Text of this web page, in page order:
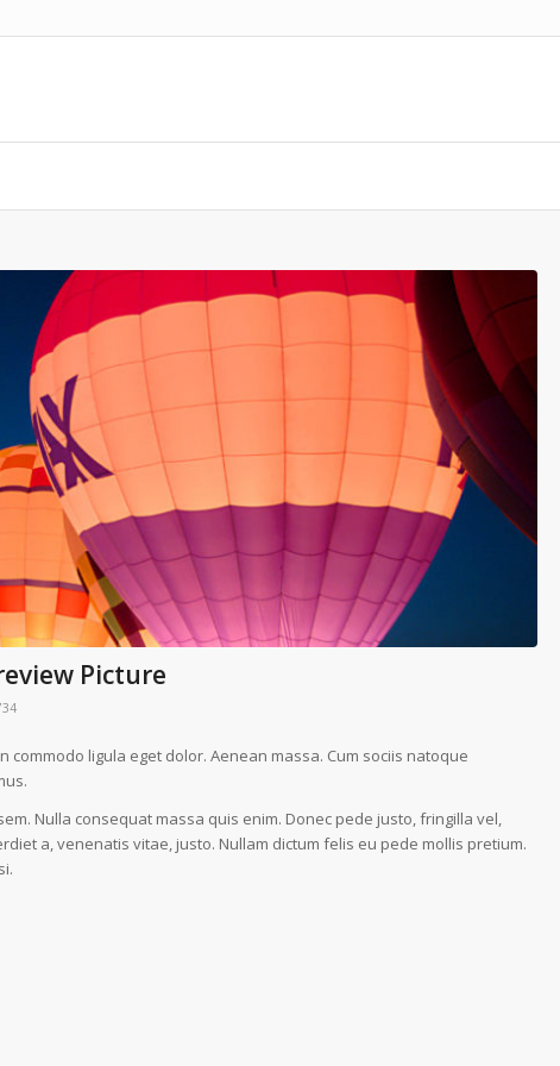
Picture
ligula eget dolor. Aenean massa. Cum sociis natoque
Nulla consequat massa quis enim. Donec pede justo, fringilla vel,
a, venenatis vitae, justo. Nullam dictum felis eu pede mollis pretium.